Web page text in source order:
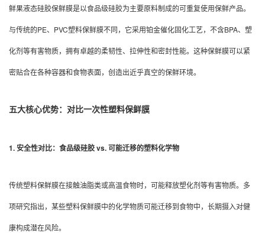
鲜果液态硅胶保鲜膜是以食品级硅胶为主要原料制成的可重复使用保鲜产品。
与传统的PE、PVC塑料保鲜膜不同，它采用铂金催化固化工艺，不含BPA、塑
化剂等有害物质，拥有卓越的柔韧性、拉伸性和密封性能。这种保鲜膜可以紧
密贴合在各种容器和食物表面，创造出近乎真空的保鲜环境。
五大核心优势：对比一次性塑料保鲜膜
1. 安全性对比：食品级硅胶 vs. 可能迁移的塑料化学物
传统塑料保鲜膜在接触油脂类或高温食物时，可能释放塑化剂等有害物质。多
项研究指出，某些塑料保鲜膜中的化学物质可能迁移到食物中，长期摄入对健
康构成潜在风险。